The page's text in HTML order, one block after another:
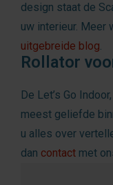
design staat de
uw interieur. Meer
uitgebreide blog.
Rollator
De Let’s Go
meest geliefde
u alles over
dan contact met